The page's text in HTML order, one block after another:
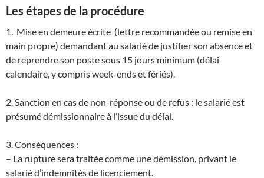
Les étapes de la procédure
1. Mise en demeure écrite (lettre recommandée ou remise en
main propre) demandant au salarié de justifier son absence et
de reprendre son poste sous 15 jours minimum (délai
calendaire, y compris week-ends et fériés).
2. Sanction en cas de non-réponse ou de refus : le salarié est
présumé démissionnaire à l’issue du délai.
3. Conséquences :
– La rupture sera traitée comme une démission, privant le
salarié d’indemnités de licenciement.